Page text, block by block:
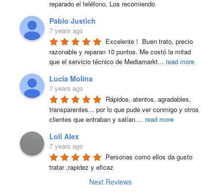
reparado el teléfono. Los recomiendo
Pablo Justich
7 years ago
Excelente !  Buen trato, precio
razonable y reparan 10 puntos. Me costó la mitad
que el servicio técnico de Mediamarkt... read more
Lucia Molina
7 years ago
Rápidos, atentos, agradables,
transparentes... por lo que pude ver conmigo y otros
clientes que entraban y salían.... read more
Loli Alex
7 years ago
Personas como ellos da gusto
tratar ,rapidez y eficaz
Next Reviews